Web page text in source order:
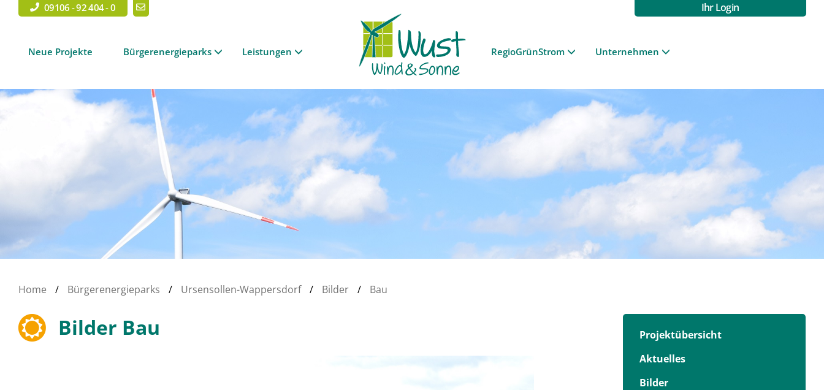
09106 - 92 404 - 0 Ihr Login
Neue Projekte Bürgerenergieparks Leistungen RegioGrünStrom Unternehmen
Home / Bürgerenergieparks / Ursensollen-Wappersdorf / Bilder / Bau
Bilder Bau
Projektübersicht
Aktuelles
Bilder